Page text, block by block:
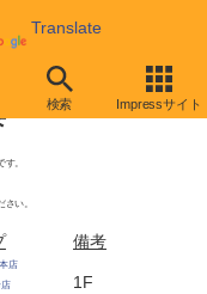
Translate
検索 Impressサイト
。
い。
備考
店
店
1F